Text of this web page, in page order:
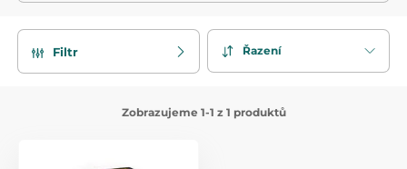
Filtr Řazení
Zobrazujeme 1-1 z 1 produktů